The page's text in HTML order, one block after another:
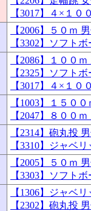
【3017】４×
【2006】５０
【3302】ソフ
【2086】１０
【2325】ソフ
【3017】４×
【1003】１５
【2047】８０
【2314】砲丸
【3310】ジャ
【2005】５０
【3303】ソフ
【1306】ジャ
【2302】砲丸